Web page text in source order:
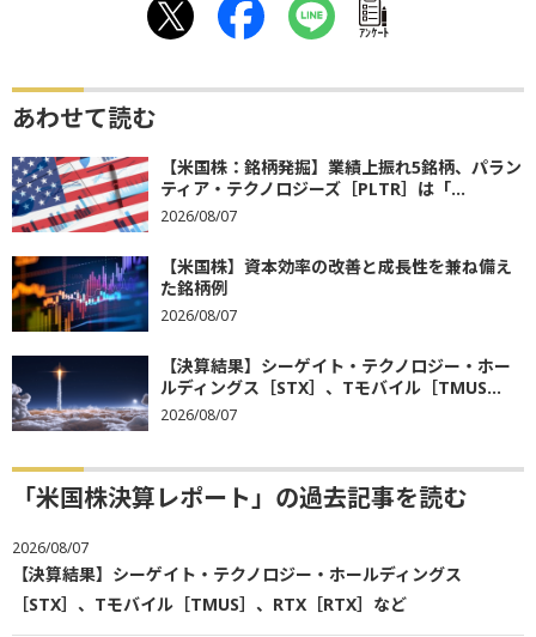
ｱﾝｹｰﾄ
あわせて読む
【米国株：銘柄発掘】業績上振れ5銘柄、パラン
ティア・テクノロジーズ［PLTR］は「...
2026/08/07
【米国株】資本効率の改善と成長性を兼ね備え
た銘柄例
2026/08/07
【決算結果】シーゲイト・テクノロジー・ホー
ルディングス［STX］、Tモバイル［TMUS...
2026/08/07
「米国株決算レポート」の過去記事を読む
2026/08/07
【決算結果】シーゲイト・テクノロジー・ホールディングス
［STX］、Tモバイル［TMUS］、RTX［RTX］など